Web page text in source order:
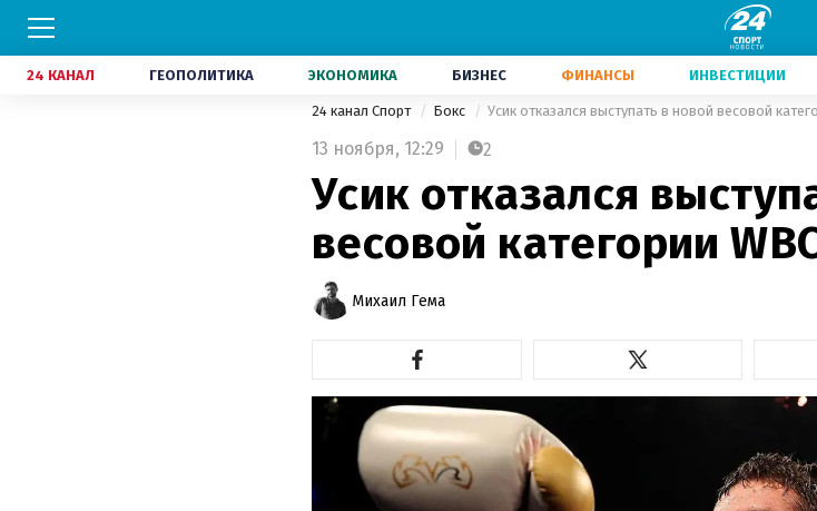
24 КАНАЛ ГЕОПОЛИТИКА ЭКОНОМИКА БИЗНЕС ФИНАНСЫ ИНВЕСТИЦИИ
24 канал Спорт Бокс Усик отказался выступать в новой весовой
13 ноября, 12:29 2
Усик отказался
весовой категории
Михаил Гема